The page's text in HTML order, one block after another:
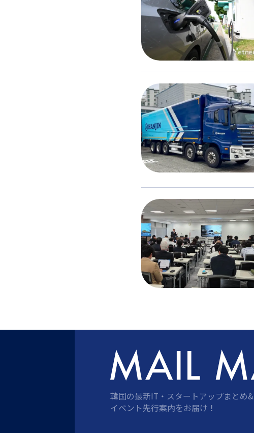
韓国の最新IT・スタートアップまとめ&
イベント先行案内をお届け！